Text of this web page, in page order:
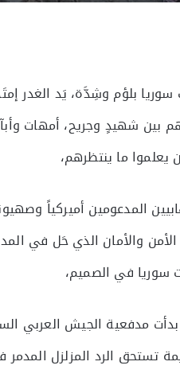
سوريا بلؤم وشِدَّة، يَد
شهيدٍ وجريح، أمهات
ما ينتظرهم،
المدعومين أميركياً
والأمان الذي حَل في
سوريا في الصميم،
مدفعية الجيش العربي
تستحق الرد المزلزل المدمر